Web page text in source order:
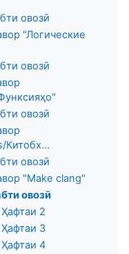
овозӣ
"Логические
овозӣ
овозӣ
Китобх...
овозӣ
"Make clang"
овозӣ
2
3
4